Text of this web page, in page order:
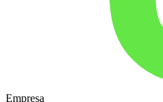
Empresa